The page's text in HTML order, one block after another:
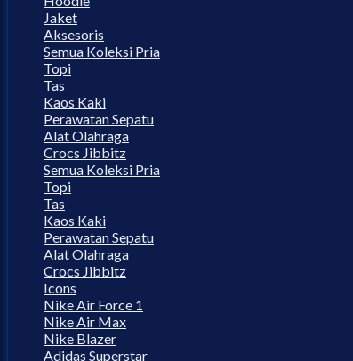
Jaket
Aksesoris
Semua Koleksi Pria
Topi
Tas
Kaos Kaki
Perawatan Sepatu
Alat Olahraga
Crocs Jibbitz
Semua Koleksi Pria
Topi
Tas
Kaos Kaki
Perawatan Sepatu
Alat Olahraga
Crocs Jibbitz
Icons
Nike Air Force 1
Nike Air Max
Nike Blazer
Adidas Superstar